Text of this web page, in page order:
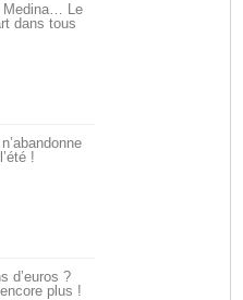
Medina… Le
dans tous
!
d’euros ?
plus !